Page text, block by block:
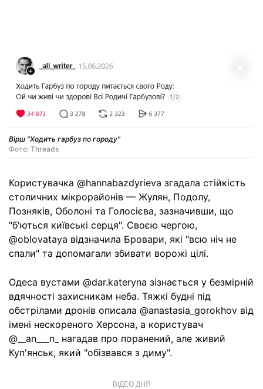
Вірш "Ходить гарбуз по городу"
Фото: Threads
Користувачка @hannabazdyrieva згадала стійкість
столичних мікрорайонів — Жулян, Подолу,
Позняків, Оболоні та Голосієва, зазначивши, що
"б'ються київські серця". Своєю чергою,
@oblovataya відзначила Бровари, які "всю ніч не
спали" та допомагали збивати ворожі цілі.
Одеса вустами @dar.kateryna зізнається у безмірній
вдячності захисникам неба. Тяжкі будні під
обстрілами дронів описала @anastasia_gorokhov від
імені нескореного Херсона, а користувач
@__an___n_ нагадав про поранений, але живий
Куп'янськ, який "обізвався з диму".
ВІДЕО ДНЯ